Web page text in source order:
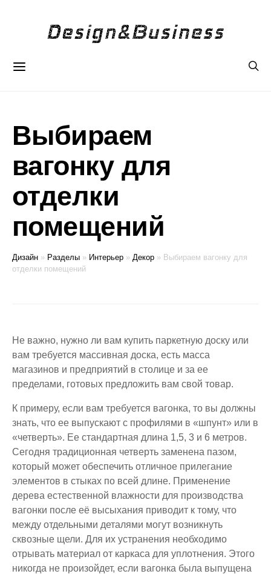
Выбираем
вагонку для
отделки
помещений
Дизайн » Разделы » Интерьер » Декор » Выбираем вагонку для
отделки помещений
Не важно, нужно ли вам купить паркетную доску или
вам требуется массивная доска, есть масса
магазинов и предприятий в столице и за ее
пределами, готовых предложить вам свой товар.
К примеру, если вам требуется вагонка, то вы должны
знать, что ее выпускают с профилями в «шпунт» или в
«четверть». Ее стандартная длина 1,5, 3 и 6 метров.
Сегодня традиционная четверть заменена пазом,
который может обеспечить отличное прилегание
элементов в стыках по всей длине. Применение
дерева естественной влажности для производства
вагонки после её высыхания приводит к тому, что
между отдельными деталями могут возникнуть
сквозные щели. Для их устранения необходимо
отрывать материал от каркаса для уплотнения. Этого
никогда не произойдет, если вагонка была выпущена